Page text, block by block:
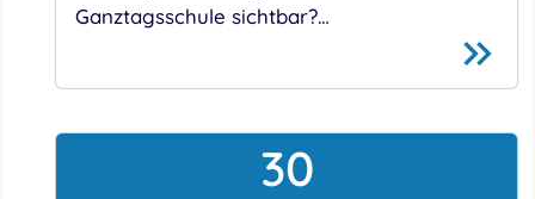
Ganztagsschule sichtbar?…
30